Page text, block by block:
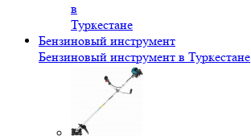
в
Туркестане
Бензиновый инструмент
Бензиновый инструмент в Туркестане